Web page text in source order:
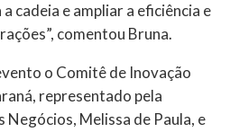
cadeia e ampliar a eficiência e
comentou Bruna.
o Comitê de Inovação
representado pela
Melissa de Paula, e